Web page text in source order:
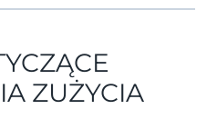
ZUŻYCIA